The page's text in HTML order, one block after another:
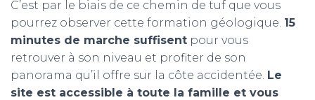
C’est par le biais de ce chemin de tuf que vous
pourrez observer cette formation géologique. 15
minutes de marche suffisent pour vous
retrouver à son niveau et profiter de son
panorama qu’il offre sur la côte accidentée. Le
site est accessible à toute la famille et vous